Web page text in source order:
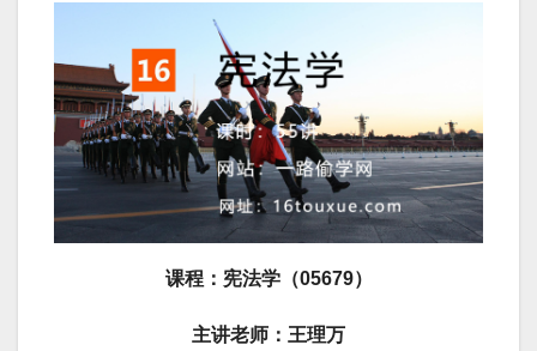
课程：宪法学（05679）
主讲老师：王理万